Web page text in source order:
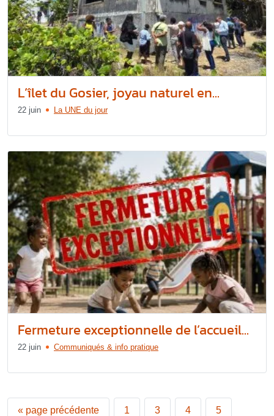
L’îlet du Gosier, joyau naturel en...
22 juin La UNE du jour
Fermeture exceptionnelle de l’accueil...
22 juin Communiqués & info pratique
« page précédente 1 3 4 5